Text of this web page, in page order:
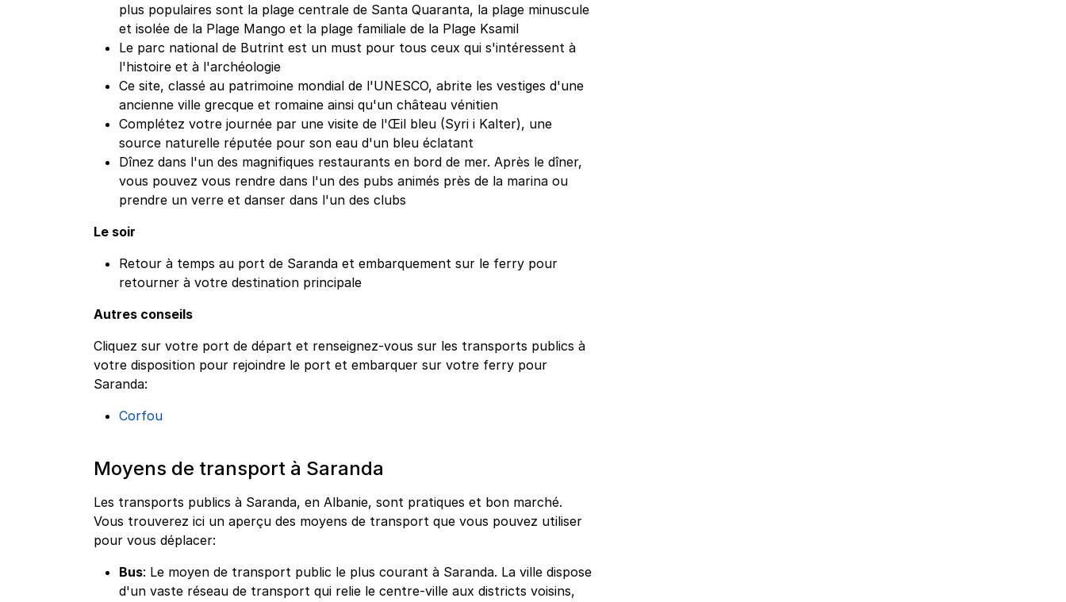
plus populaires sont la plage centrale de Santa Quaranta, la plage minuscule
et isolée de la Plage Mango et la plage familiale de la Plage Ksamil
Le parc national de Butrint est un must pour tous ceux qui s'intéressent à
l'histoire et à l'archéologie
Ce site, classé au patrimoine mondial de l'UNESCO, abrite les vestiges d'une
ancienne ville grecque et romaine ainsi qu'un château vénitien
Complétez votre journée par une visite de l'Œil bleu (Syri i Kalter), une
source naturelle réputée pour son eau d'un bleu éclatant
Dînez dans l'un des magnifiques restaurants en bord de mer. Après le dîner,
vous pouvez vous rendre dans l'un des pubs animés près de la marina ou
prendre un verre et danser dans l'un des clubs
Le soir
Retour à temps au port de Saranda et embarquement sur le ferry pour
retourner à votre destination principale
Autres conseils
Cliquez sur votre port de départ et renseignez-vous sur les transports publics à
votre disposition pour rejoindre le port et embarquer sur votre ferry pour
Saranda:
Corfou
Moyens de transport à Saranda
Les transports publics à Saranda, en Albanie, sont pratiques et bon marché.
Vous trouverez ici un aperçu des moyens de transport que vous pouvez utiliser
pour vous déplacer:
Bus: Le moyen de transport public le plus courant à Saranda. La ville dispose
d'un vaste réseau de transport qui relie le centre-ville aux districts voisins,